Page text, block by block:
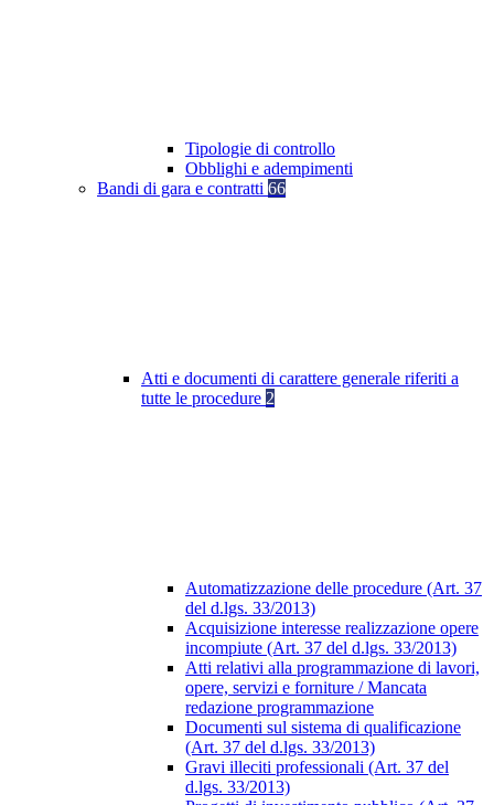
Tipologie di controllo
Obblighi e adempimenti
Bandi di gara e contratti 66
Atti e documenti di carattere generale riferiti a
tutte le procedure 2
Automatizzazione delle procedure (Art. 37
del d.lgs. 33/2013)
Acquisizione interesse realizzazione opere
incompiute (Art. 37 del d.lgs. 33/2013)
Atti relativi alla programmazione di lavori,
opere, servizi e forniture / Mancata
redazione programmazione
Documenti sul sistema di qualificazione
(Art. 37 del d.lgs. 33/2013)
Gravi illeciti professionali (Art. 37 del
d.lgs. 33/2013)